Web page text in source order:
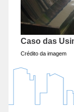
Caso das
Crédito da imagem